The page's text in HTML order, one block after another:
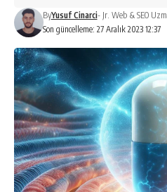
Son güncelleme: 27 Aralık 2023 12:37
ByYusuf Cinarci- Jr. Web & SEO